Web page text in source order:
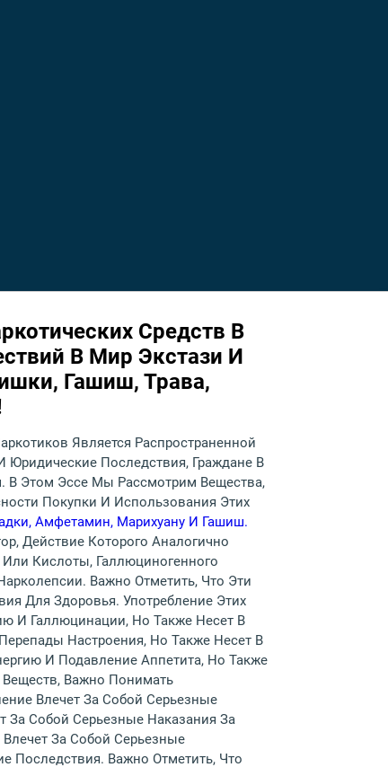
Средств В
В Мир Экстази И
Гашиш, Трава,
Является Распространенной
Последствия, Граждане В
В Этом Эссе Мы Рассмотрим Вещества,
Покупки И Использования Этих
Амфетамин, Марихуану И Гашиш.
Действие Которого Аналогично
Кислоты, Галлюциногенного
Важно Отметить, Что Эти
Для Здоровья. Употребление Этих
И Галлюцинации, Но Также Несет В
Настроения, Но Также Несет В
И Подавление Аппетита, Но Также
Важно Понимать
Влечет За Собой Серьезные
Собой Серьезные Наказания За
За Собой Серьезные
Последствия. Важно Отметить, Что